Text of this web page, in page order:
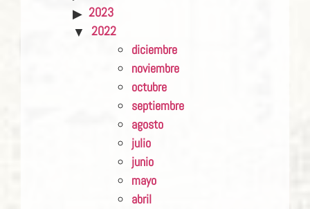
2023
2022
diciembre
noviembre
octubre
septiembre
agosto
julio
junio
mayo
abril